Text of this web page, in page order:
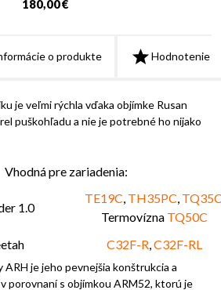
180,00 €
o produkte Hodnotenie
je veľmi rýchla vďaka objímke Rusan
puškohľadu a nie je potrebné ho nijako
Vhodná pre zariadenia:
1.0
TE19C, TH35PC,
Termovízna TQ50C
C32F-R,C32F-RL
je jeho pevnejšia konštrukcia a
porovnaní s objímkou ARM52, ktorú je